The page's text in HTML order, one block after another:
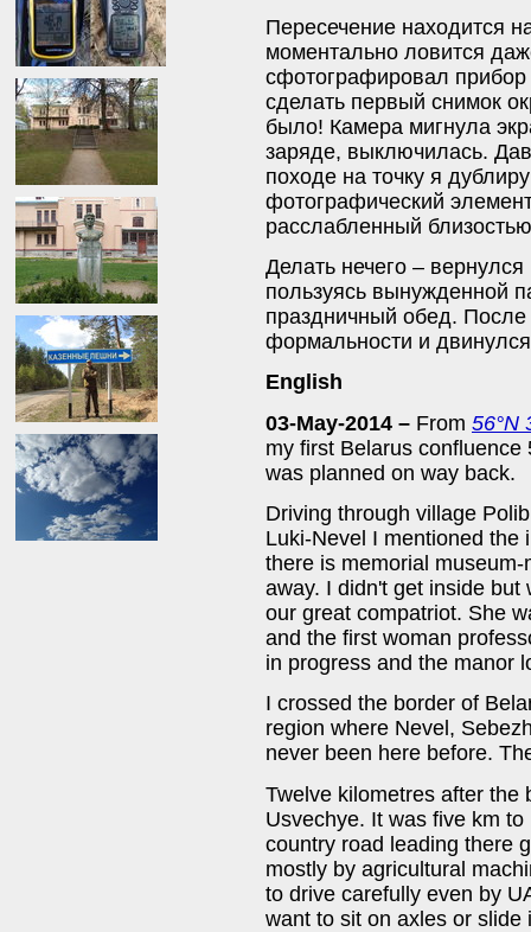
Пересечение находится
моментально ловится
сфотографировал
сделать первый снимок
было! Камера мигнула
заряде, выключилась.
походе на точку я
фотографический
расслабленный
Делать нечего –
пользуясь вынужденной
праздничный обед.
формальности и
English
03-May-2014 – From 56°N
my first Belarus confluence
was planned on way back.
Driving through village
Luki-Nevel I mentioned the
there is memorial
away. I didn't get inside
our great compatriot. She
and the first woman
in progress and the manor
I crossed the border of
region where Nevel,
never been here before.
Twelve kilometres after the
Usvechye. It was five km
country road leading there
mostly by agricultural
to drive carefully even by
want to sit on axles or